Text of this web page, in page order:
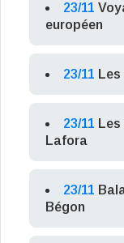
23/11
européen
23/11
23/11
Lafora
23/11
Bégon